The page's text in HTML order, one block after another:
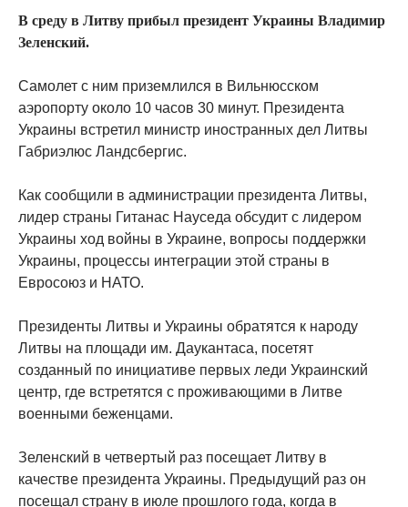
В среду в Литву прибыл президент Украины Владимир
Зеленский.
Самолет с ним приземлился в Вильнюсском
аэропорту около 10 часов 30 минут. Президента
Украины встретил министр иностранных дел Литвы
Габриэлюс Ландсбергис.
Как сообщили в администрации президента Литвы,
лидер страны Гитанас Науседа обсудит с лидером
Украины ход войны в Украине, вопросы поддержки
Украины, процессы интеграции этой страны в
Евросоюз и НАТО.
Президенты Литвы и Украины обратятся к народу
Литвы на площади им. Даукантаса, посетят
созданный по инициативе первых леди Украинский
центр, где встретятся с проживающими в Литве
военными беженцами.
Зеленский в четвертый раз посещает Литву в
качестве президента Украины. Предыдущий раз он
посещал страну в июле прошлого года, когда в